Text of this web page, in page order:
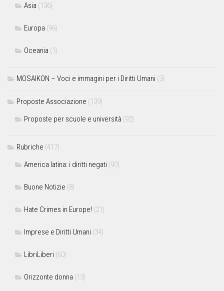
Asia (136)
Europa (96)
Oceania (1)
MOSAIKON – Voci e immagini per i Diritti Umani (3)
Proposte Associazione (139)
Proposte per scuole e università (92)
Rubriche (417)
America latina: i diritti negati (90)
Buone Notizie (8)
Hate Crimes in Europe! (21)
Imprese e Diritti Umani (34)
LibriLiberi (60)
Orizzonte donna (13)